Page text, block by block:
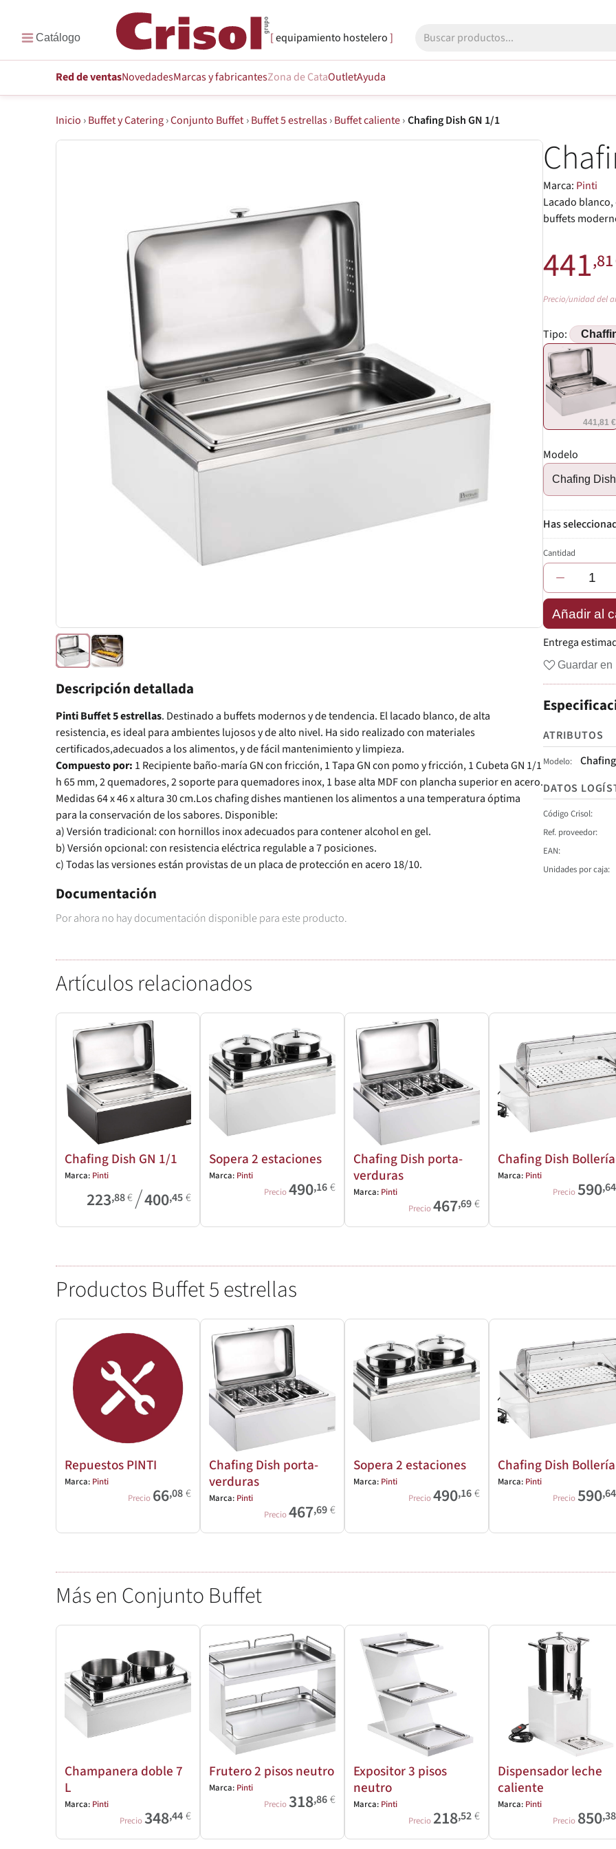
equipamiento hostelero
Red de ventasNovedadesMarcasy fabricantesZona de CataOutletAyuda
Inicio ›Buffet y Catering›Conjunto Buffet › Buffet 5 estrellas›Buffet caliente›Chafing Dish GN 1/1
Descripción detallada
Pinti Buffet 5 estrellas. Destinado a buffets modernos y de tendencia. El lacado blanco, de alta
resistencia, es ideal para ambientes lujosos y de alto nivel. Ha sido realizado con materiales
certificados,adecuados a los alimentos, y de fácil mantenimiento y limpieza.
Compuesto por: 1 Recipiente baño-maría GN con fricción, 1 Tapa GN con pomo y fricción, 1 Cubeta GN 1/1
h 65 mm, 2 quemadores, 2 soporte para quemadores inox, 1 base alta MDF con plancha superior en acero.
Medidas 64 x 46 x altura 30 cm.Los chafing dishes mantienen los alimentos a una temperatura óptima
para la conservación de los sabores. Disponible:
a) Versión tradicional: con hornillos inox adecuados para contener alcohol en gel.
b) Versión opcional: con resistencia eléctrica regulable a 7 posiciones.
c) Todas las versiones están provistas de un placa de protección en acero 18/10.
Documentación
Por ahora no hay documentación disponible para este producto.
Marca: Pinti
Lacado
buffets
441,81
Precio/unidad del
Tipo:
441,81 €
Modelo
Chafing
Cantidad
−
Añadir al
Entrega
Guardar en
ATRIBUTOS
Modelo
DATOS
Código Crisol
Ref. proveedor
EAN
Unidades por caja
Artículos relacionados
Chafing Dish GN 1/1
Marca: Pinti
223,88€/400,45€
Sopera 2 estaciones
Marca: Pinti
Precio490,16€
Chafing Dish porta-
verduras
Marca: Pinti
Precio467,69€
Chafing Dish Bollería
Marca: Pinti
Precio 590,64
Productos Buffet 5 estrellas
Repuestos PINTI
Marca: Pinti
Precio 66,08€
Chafing Dish porta-
verduras
Marca: Pinti
Precio467,69€
Sopera 2 estaciones
Marca: Pinti
Precio490,16€
Chafing Dish Bollería
Marca: Pinti
Precio 590,64
Más en Conjunto Buffet
Champanera doble 7
L
Marca: Pinti
Precio 348,44€
Frutero 2 pisos neutro
Marca: Pinti
Precio 318,86€
Expositor 3 pisos
neutro
Marca: Pinti
Precio 218,52€
Dispensador leche
caliente
Marca: Pinti
Precio 850,38